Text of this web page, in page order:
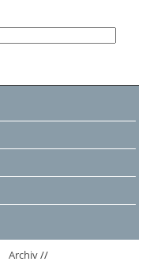
Archiv//